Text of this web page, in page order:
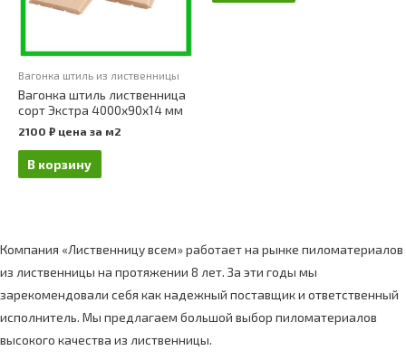
Вагонка штиль из лиственницы
Вагонка штиль лиственница
сорт Экстра 4000х90х14 мм
2100 ₽ цена за м2
В корзину
Компания «Лиственницу всем» работает на рынке пиломатериалов
из лиственницы на протяжении 8 лет. За эти годы мы
зарекомендовали себя как надежный поставщик и ответственный
исполнитель. Мы предлагаем большой выбор пиломатериалов
высокого качества из лиственницы.